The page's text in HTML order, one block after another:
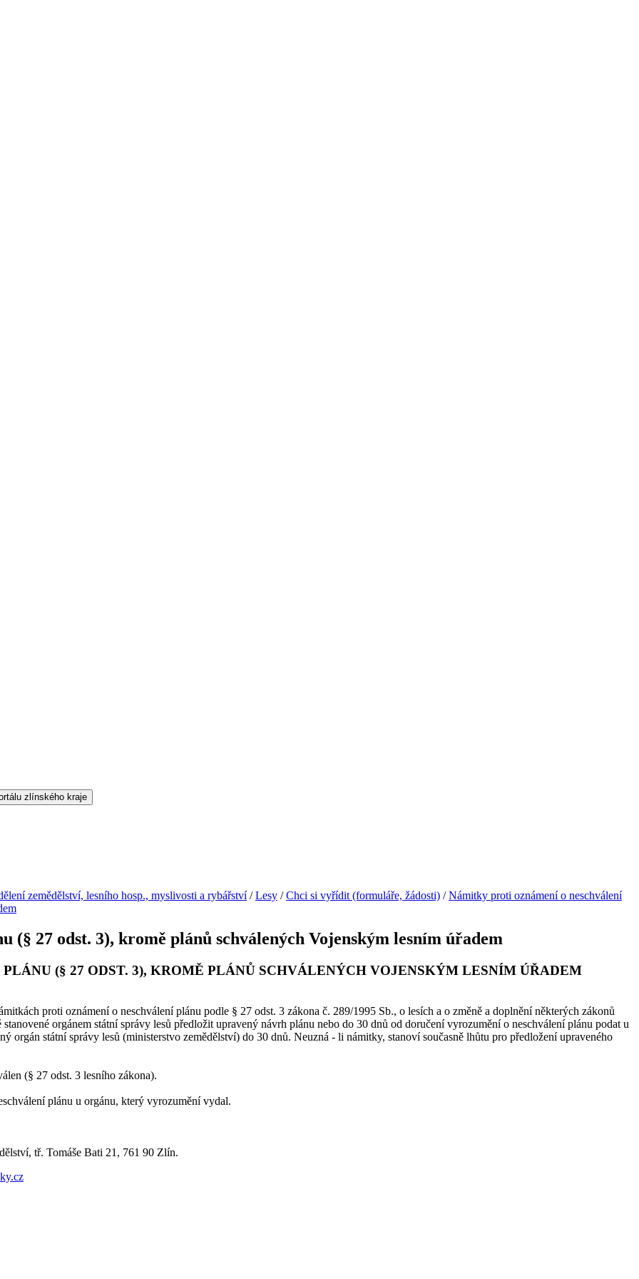
zemědělství, lesního hosp., myslivosti a rybářství/Lesy /Chci si vyřídit (formuláře, žádosti) /Námitky proti oznámení o neschválení
(§ 27 odst. 3), kromě plánů schválených Vojenským lesním úřadem
(§ 27 ODST. 3), KROMĚ PLÁNŮ SCHVÁLENÝCH VOJENSKÝM LESNÍM ÚŘADEM
proti oznámení o neschválení plánu podle § 27 odst. 3 zákona č. 289/1995 Sb., o lesích a o změně a doplnění některých zákonů
orgánem státní správy lesů předložit upravený návrh plánu nebo do 30 dnů od doručení vyrozumění o neschválení plánu podat u
orgán státní správy lesů (ministerstvo zemědělství) do 30 dnů. Neuzná - li námitky, stanoví současně lhůtu pro předložení upraveného
(§ 27 odst. 3 lesního zákona).
plánu u orgánu, který vyrozumění vydal.
tř. Tomáše Bati 21, 761 90 Zlín.